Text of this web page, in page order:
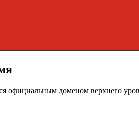
официальным доменом верхнего